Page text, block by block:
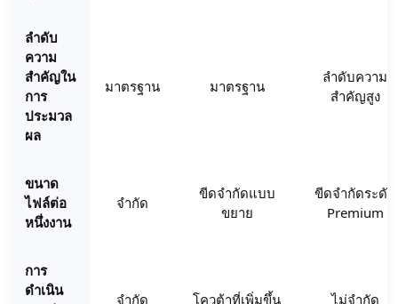
ลำดับ
ความ
สำคัญใน
การ
ประมวล
ผล
มาตรฐาน มาตรฐาน
ลำดับความ
สำคัญสูง
ขนาด
ไฟล์ต่อ
หนึ่งงาน
จำกัด
ขีดจำกัดแบบ
ขยาย
ขีดจำกัดระดับ
Premium
การ
ดำเนิน
จำกัด โควต้าที่เพิ่มขึ้น ไม่จำกัด